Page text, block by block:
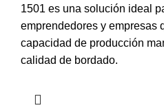
1501 es una solución ideal
emprendedores y empresas
capacidad de producción
calidad de bordado.